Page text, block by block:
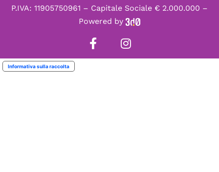
P.IVA: 11905750961 – Capitale Sociale € 2.000.000 –
Powered by
Informativa sulla raccolta